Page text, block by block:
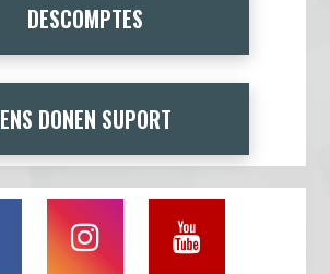
DESCOMPTES
ENS DONEN SUPORT